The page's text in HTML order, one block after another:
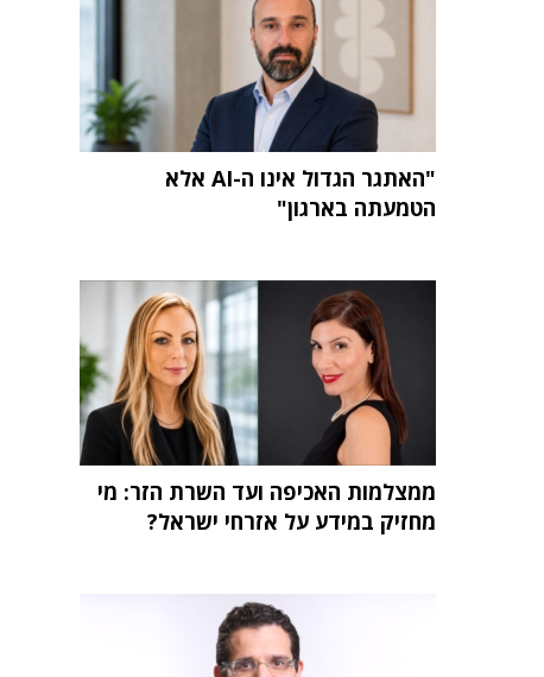
"האתגר הגדול אינו ה-AI אלא
הטמעתה בארגון"
ממצלמות האכיפה ועד השרת הזר: מי
מחזיק במידע על אזרחי ישראל?